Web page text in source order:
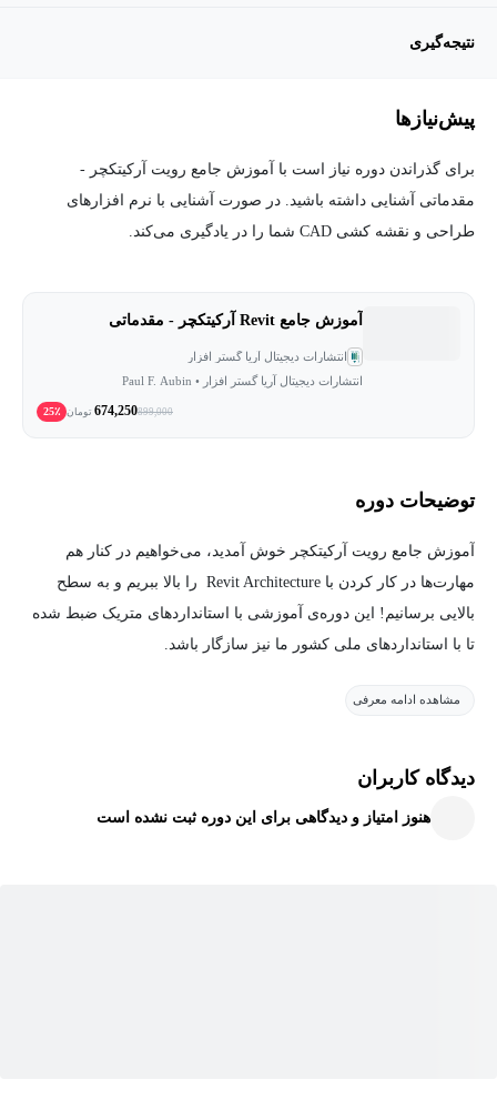
نتیجه‌گیری
پیش‌نیاز‌ها
برای گذراندن دوره نیاز است با آموزش جامع رویت آرکیتکچر -
مقدماتی آشنایی داشته باشید. در صورت آشنایی با نرم افزارهای
طراحی و نقشه کشی CAD شما را در یادگیری می‌کند.
آموزش جامع Revit آرکیتکچر - مقدماتی
انتشارات دیجیتال آریا گستر افزار
انتشارات دیجیتال آریا گستر افزار • Paul F. Aubin
899,000
674,250 تومان 25٪
توضیحات دوره
آموزش جامع رویت آرکیتکچر خوش آمدید، می‌خواهیم در کنار هم
مهارت‌ها در کار کردن با Revit Architecture را بالا ببریم و به سطح
بالایی برسانیم! این دوره‌ی آموزشی با استانداردهای متریک ضبط شده
تا با استانداردهای ملی کشور ما نیز سازگار باشد.
در این سری آموزشی که متشکل از دو بخش است، در ابتدا با محیط نر‌
آن‌ها کار خواهیم کرد.
مشاهده ادامه معرفی
دیدگاه کاربران
هنوز امتیاز و دیدگاهی برای این دوره ثبت نشده است